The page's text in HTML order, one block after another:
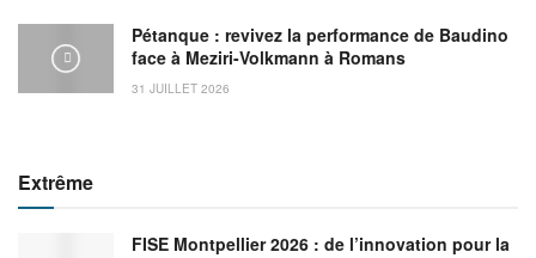
Pétanque : revivez la performance de Baudino
face à Meziri-Volkmann à Romans
31 JUILLET 2026
Extrême
FISE Montpellier 2026 : de l’innovation pour la